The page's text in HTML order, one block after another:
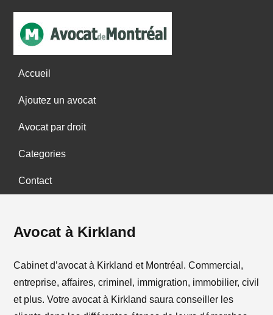
Accueil
Ajoutez un avocat
Avocat par droit
Categories
Contact
Avocat à Kirkland
Cabinet d’avocat à Kirkland et Montréal. Commercial,
entreprise, affaires, criminel, immigration, immobilier, civil
et plus. Votre avocat à Kirkland saura conseiller les